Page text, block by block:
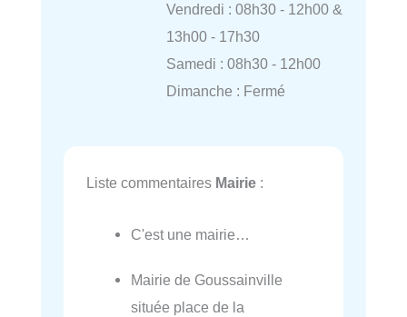
Vendredi : 08h30 - 12h00 &
13h00 - 17h30
Samedi : 08h30 - 12h00
Dimanche : Fermé
Liste commentaires Mairie :
C'est une mairie…
Mairie de Goussainville
située place de la